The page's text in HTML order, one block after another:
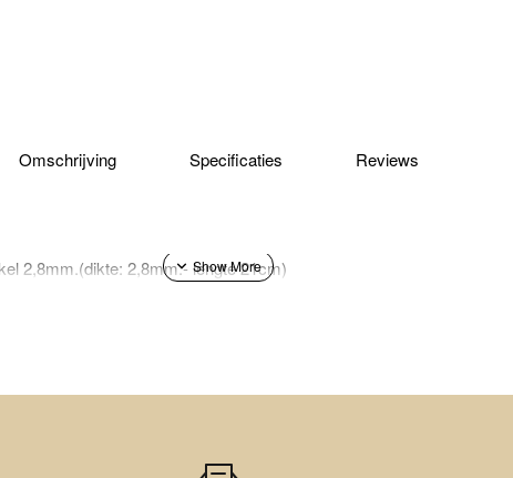
Omschrijving Specificaties Reviews
2,8mm.(dikte: 2,8mm.- lengte 21cm)